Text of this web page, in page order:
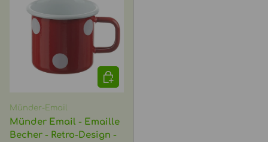
Münder-Email
Münder Email - Emaille
Becher - Retro-Design -
IN DEN WARENKORB